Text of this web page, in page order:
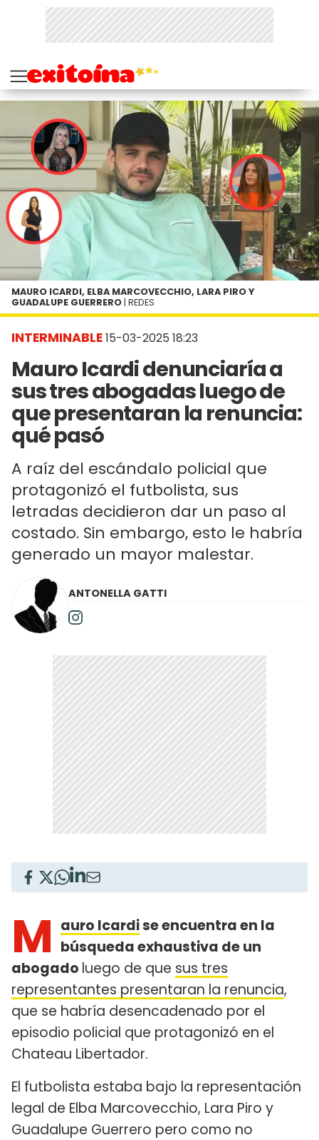
INTERMINABLE15-03-2025 18:23
Mauro Icardi denunciaría a
sus tres abogadas luego de
que presentaran la renuncia:
qué pasó
A raíz del escándalo policial que
protagonizó el futbolista, sus
letradas decidieron dar un paso al
costado. Sin embargo, esto le habría
generado un mayor malestar.
MAURO ICARDI, ELBA MARCOVECCHIO, LARA PIRO Y
GUADALUPE GUERRERO | REDES
ANTONELLA GATTI
M auro Icardise encuentra en la
búsqueda exhaustiva de un
abogado luego de que sus tres
representantes presentaran la renuncia,
que se habría desencadenado por el
episodio policial que protagonizó en el
Chateau Libertador.
El futbolista estaba bajo la representación
legal de Elba Marcovecchio, Lara Piro y
Guadalupe Guerrero pero como no